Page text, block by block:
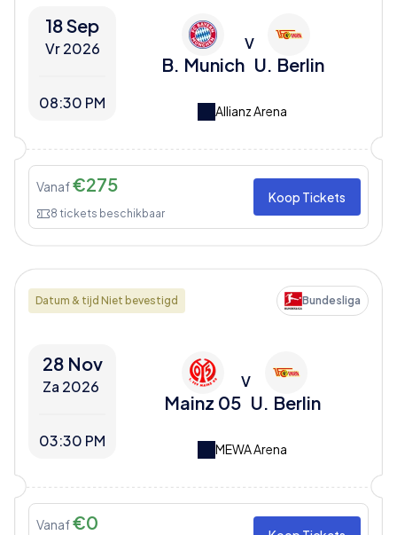
18 Sep
Vr 2026
08:30 PM
B. Munich
V
U. Berlin
Allianz Arena
Vanaf€275
8 tickets beschikbaar
Koop Tickets
Datum & tijd Niet bevestigd Bundesliga
28 Nov
Za 2026
03:30 PM
Mainz 05
V
U. Berlin
MEWA Arena
Vanaf€0